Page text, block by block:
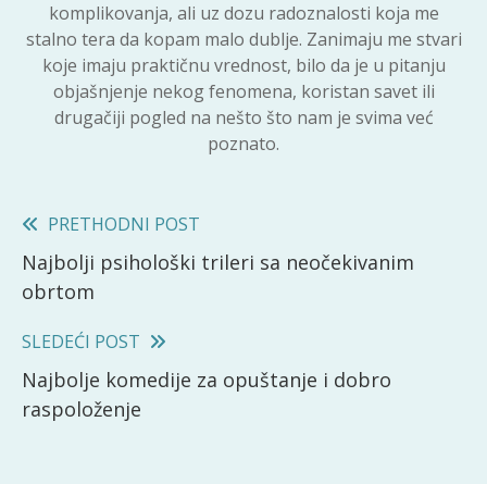
komplikovanja, ali uz dozu radoznalosti koja me
stalno tera da kopam malo dublje. Zanimaju me stvari
koje imaju praktičnu vrednost, bilo da je u pitanju
objašnjenje nekog fenomena, koristan savet ili
drugačiji pogled na nešto što nam je svima već
poznato.
Read
more
PRETHODNI POST
Najbolji psihološki trileri sa neočekivanim
obrtom
SLEDEĆI POST
Najbolje komedije za opuštanje i dobro
raspoloženje